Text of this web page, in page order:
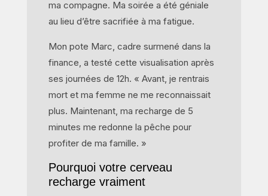
ma compagne. Ma soirée a été géniale
au lieu d’être sacrifiée à ma fatigue.
Mon pote Marc, cadre surmené dans la
finance, a testé cette visualisation après
ses journées de 12h. « Avant, je rentrais
mort et ma femme ne me reconnaissait
plus. Maintenant, ma recharge de 5
minutes me redonne la pêche pour
profiter de ma famille. »
Pourquoi votre cerveau
recharge vraiment